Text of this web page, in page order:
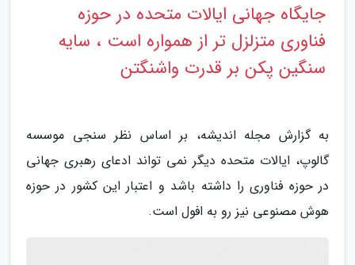
جایگاه جهانی ایالات متحده در حوزه
فناوری متزلزل تر از همواره است ، سایه
سنگین پکن بر قدرت واشنگتن
به گزارش مجله اندیشه، بر اساس نظر سنجی موسسه
گالوپ، ایالات متحده دیگر نمی تواند ادعای رهبری جهانی
در حوزه فناوری را داشته باشد و اعتبار این کشور در حوزه
هوش مصنوعی نیز رو به افول است.